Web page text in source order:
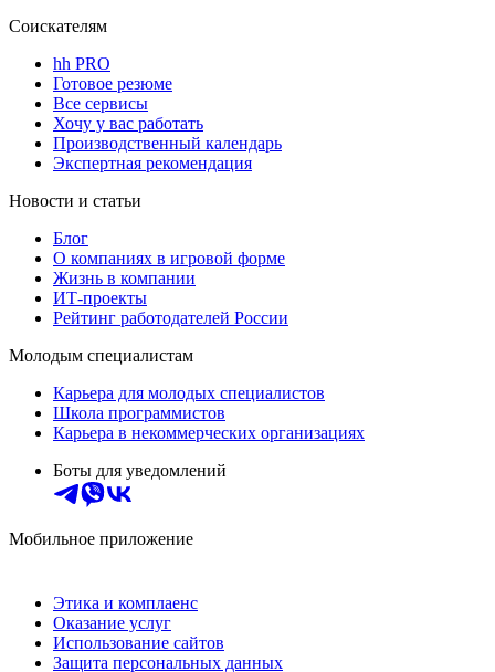
Соискателям
hh PRO
Готовое резюме
Все сервисы
Хочу у вас работать
Производственный календарь
Экспертная рекомендация
Новости и статьи
Блог
О компаниях в игровой форме
Жизнь в компании
ИТ-проекты
Рейтинг работодателей России
Молодым специалистам
Карьера для молодых специалистов
Школа программистов
Карьера в некоммерческих организациях
Боты для уведомлений
Мобильное приложение
Этика и комплаенс
Оказание услуг
Использование сайтов
Защита персональных данных